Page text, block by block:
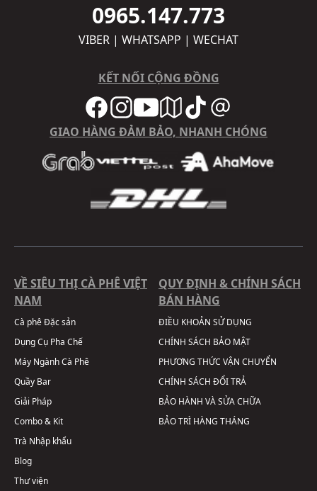
0965.147.773
VIBER | WHATSAPP | WECHAT
KẾT NỐI CỘNG ĐỒNG
GIAO HÀNG ĐẢM BẢO, NHANH CHÓNG
VỀ SIÊU THỊ CÀ PHÊ VIỆT
NAM
Cà phê Đặc sản
Dụng Cụ Pha Chế
Máy Ngành Cà Phê
Quầy Bar
Giải Pháp
Combo & Kit
Trà Nhập khẩu
Blog
Thư viện
QUY ĐỊNH & CHÍNH SÁCH
BÁN HÀNG
ĐIỀU KHOẢN SỬ DỤNG
CHÍNH SÁCH BẢO MẬT
PHƯƠNG THỨC VẬN CHUYỂN
CHÍNH SÁCH ĐỔI TRẢ
BẢO HÀNH VÀ SỬA CHỮA
BẢO TRÌ HÀNG THÁNG